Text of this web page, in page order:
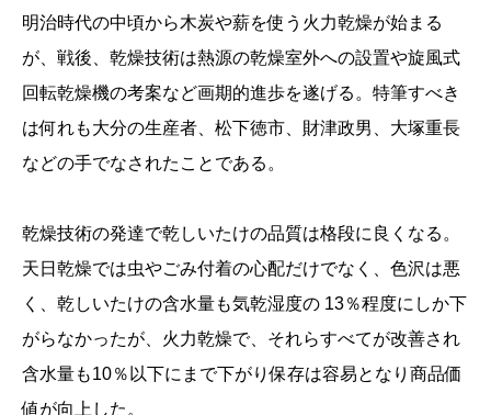
明治時代の中頃から木炭や薪を使う火力乾燥が始まる
が、戦後、乾燥技術は熱源の乾燥室外への設置や旋風式
回転乾燥機の考案など画期的進歩を遂げる。特筆すべき
は何れも大分の生産者、松下徳市、財津政男、大塚重長
などの手でなされたことである。
乾燥技術の発達で乾しいたけの品質は格段に良くなる。
天日乾燥では虫やごみ付着の心配だけでなく、色沢は悪
く、乾しいたけの含水量も気乾湿度の 13％程度にしか下
がらなかったが、火力乾燥で、それらすべてが改善され
含水量も10％以下にまで下がり保存は容易となり商品価
値が向上した。